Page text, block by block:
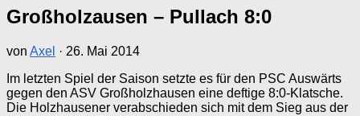
Großholzausen – Pullach 8:0
von Axel · 26. Mai 2014
Im letzten Spiel der Saison setzte es für den PSC Auswärts
gegen den ASV Großholzhausen eine deftige 8:0-Klatsche.
Die Holzhausener verabschieden sich mit dem Sieg aus der